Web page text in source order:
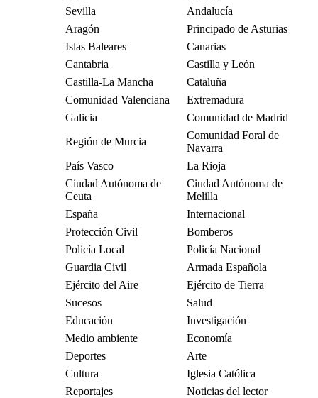
Sevilla
Andalucía
Aragón
Principado de Asturias
Islas Baleares
Canarias
Cantabria
Castilla y León
Castilla-La Mancha
Cataluña
Comunidad Valenciana
Extremadura
Galicia
Comunidad de Madrid
Región de Murcia
Comunidad Foral de
Navarra
País Vasco
La Rioja
Ciudad Autónoma de
Ceuta
Ciudad Autónoma de
Melilla
España
Internacional
Protección Civil
Bomberos
Policía Local
Policía Nacional
Guardia Civil
Armada Española
Ejército del Aire
Ejército de Tierra
Sucesos
Salud
Educación
Investigación
Medio ambiente
Economía
Deportes
Arte
Cultura
Iglesia Católica
Reportajes
Noticias del lector